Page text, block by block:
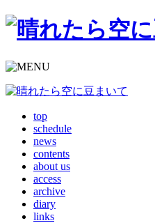
top
schedule
news
contents
about us
access
archive
diary
links